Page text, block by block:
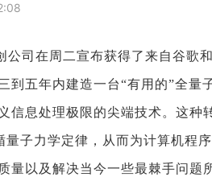
公司在周二宣布获得了来自谷歌
到五年内建造一台“有用的”全量
信息处理极限的尖端技术。这种
子力学定律，从而为计算机程
量以及解决当今一些最棘手问题